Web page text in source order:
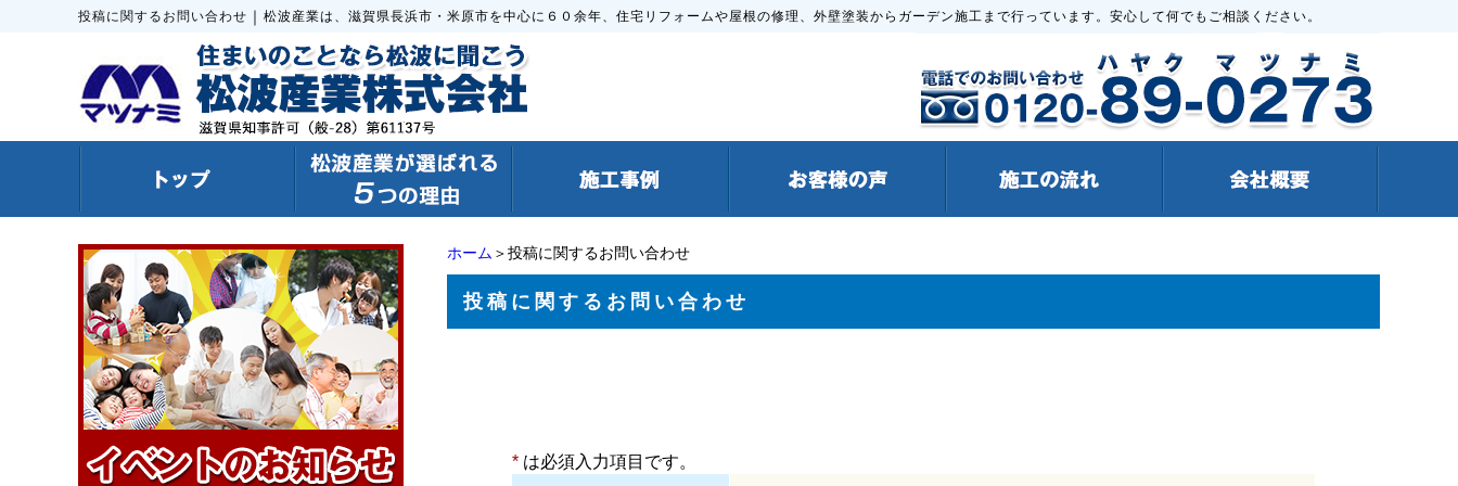
投稿に関するお問い合わせ ｜ 松波産業は、滋賀県長浜市・米原市を中心に６０余年、住宅リフォームや屋根の修理、外壁塗装からガーデン施工まで行っています。安心して何でもご相談ください。
ホーム ＞投稿に関するお問い合わせ
投稿に関するお問い合わせ
* は必須入力項目です。